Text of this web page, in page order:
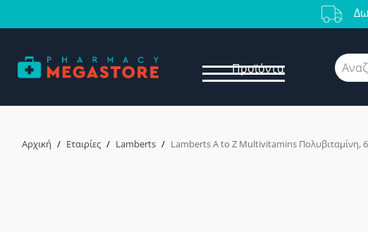
Προϊόντα
Αρχική / Εταιρίες / Lamberts / Lamberts A to Z Multivitamins Πολυβιταμίνη,